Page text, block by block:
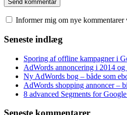
Informer mig om nye kommentarer
Seneste indlæg
Sporing af offline kampagner i
AdWords annoncering i 2014 og
Ny AdWords bog – både som
AdWords shopping annoncer –
8 advanced Segments for
Seneste kommentarer